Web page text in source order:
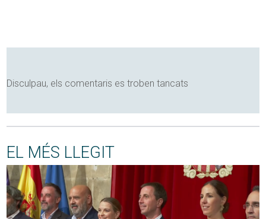
Disculpau, els comentaris es troben tancats
EL MÉS LLEGIT